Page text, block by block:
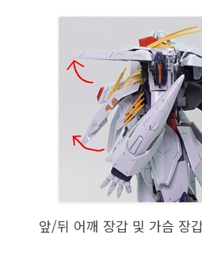
앞/뒤 어깨 장갑 및 가슴 장